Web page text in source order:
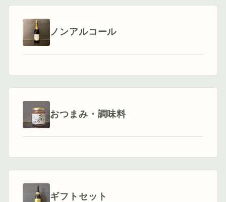
ノンアルコール
おつまみ・調味料
ギフトセット